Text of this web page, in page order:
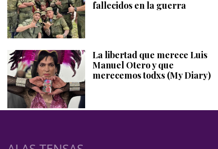
fallecidos en la guerra
La libertad que merece Luis
Manuel Otero y que
merecemos todxs (My Diary)